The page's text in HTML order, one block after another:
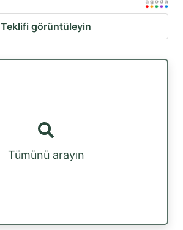
Teklifi görüntüleyin
Tümünü arayın